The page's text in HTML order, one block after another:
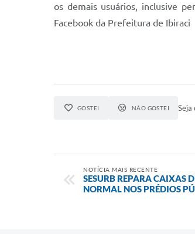
os demais usuários, inclusive
Facebook da Prefeitura de Ibiraci
GOSTEI NÃO GOSTEI Seja
NOTÍCIA MAIS RECENTE
SESURB REPARA CAIXAS
NORMAL NOS PRÉDIOS